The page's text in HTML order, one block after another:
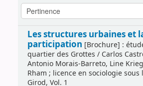
Les structures urbaines et
participation [Brochure] :
quartier des Grottes / Carlos
Antonio Morais-Barreto, Line
Rham ; licence en sociologie sous
Girod, Vol. 1